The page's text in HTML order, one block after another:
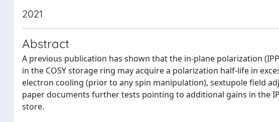
2021
Abstract
A previous publication has shown that the in-plane polarization
in the COSY storage ring may acquire a polarization half-life in
electron cooling (prior to any spin manipulation), sextupole field
paper documents further tests pointing to additional gains in the
store.